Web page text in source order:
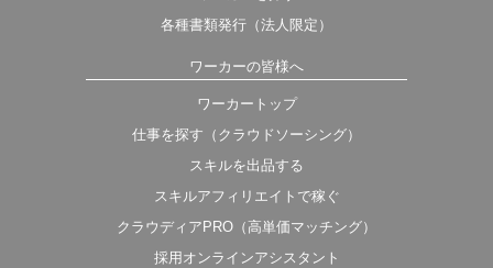
各種書類発行（法人限定）
ワーカーの皆様へ
ワーカートップ
仕事を探す（クラウドソーシング）
スキルを出品する
スキルアフィリエイトで稼ぐ
クラウディアPRO（高単価マッチング）
採用オンラインアシスタント